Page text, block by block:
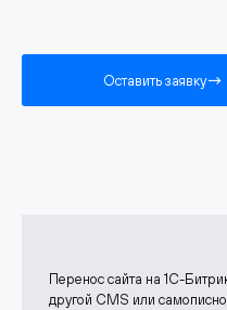
Оставить заявку
Перенос сайта на 1С-
другой CMS или